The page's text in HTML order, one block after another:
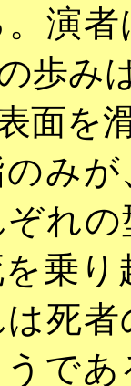
演
歩み
面を
み
れ
乗
死
で